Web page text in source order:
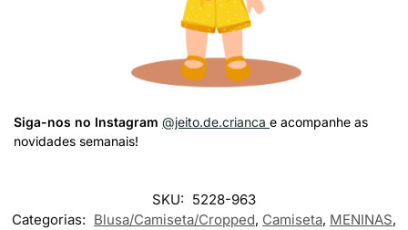
Siga-nos no Instagram @jeito.de.crianca e acompanhe as
novidades semanais!
SKU: 5228-963
Categorias: Blusa/Camiseta/Cropped, Camiseta, MENINAS,